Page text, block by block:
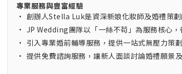
專業服務與豐富經驗
• 創辦人Stella Luk是資深新娘化妝師及婚禮策
• JP Wedding團隊以「一絲不苟」為服務核心
• 引入專業婚前輔導服務，提供一站式無壓力策
• 提供免費諮詢服務，讓新人面談討論婚禮願景